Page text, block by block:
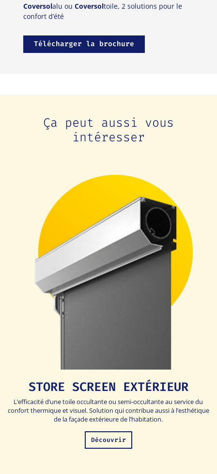
Coversolalu ouCoversoltoile, 2 solutions pour le
confort d’été
Télécharger la brochure
Ça peut aussi vous
intéresser
STORE SCREEN EXTÉRIEUR
L’efficacité d’une toile occultante ou semi-occultante au service du
confort thermique et visuel. Solution qui contribue aussi à l’esthétique
de la façade extérieure de l’habitation.
Découvrir